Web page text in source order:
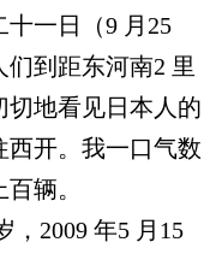
一日（9 月25
们到距东河南2 里
切地看见日本人的
西开。我一口气数
辆。
2009 年5 月15